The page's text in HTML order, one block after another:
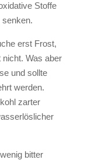
Stoffe
senken.
erst Frost,
Was aber
und sollte
werden.
zarter
bitter